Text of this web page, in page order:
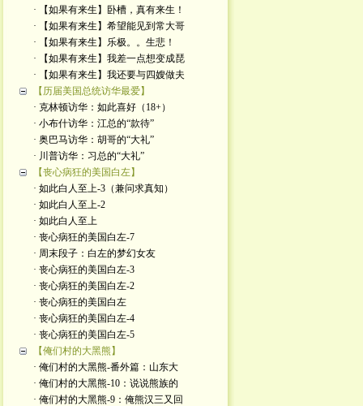
· 【如果有来生】卧槽，真有来生！
· 【如果有来生】希望能见到常大哥
· 【如果有来生】乐极。。生悲！
· 【如果有来生】我差一点想变成琵
· 【如果有来生】我还要与四嫂做夫
【历届美国总统访华最爱】
· 克林顿访华：如此喜好（18+）
· 小布什访华：江总的“款待”
· 奥巴马访华：胡哥的“大礼”
· 川普访华：习总的“大礼”
【丧心病狂的美国白左】
· 如此白人至上-3（兼问求真知）
· 如此白人至上-2
· 如此白人至上
· 丧心病狂的美国白左-7
· 周末段子：白左的梦幻女友
· 丧心病狂的美国白左-3
· 丧心病狂的美国白左-2
· 丧心病狂的美国白左
· 丧心病狂的美国白左-4
· 丧心病狂的美国白左-5
【俺们村的大黑熊】
· 俺们村的大黑熊-番外篇：山东大
· 俺们村的大黑熊-10：说说熊族的
· 俺们村的大黑熊-9：俺熊汉三又回